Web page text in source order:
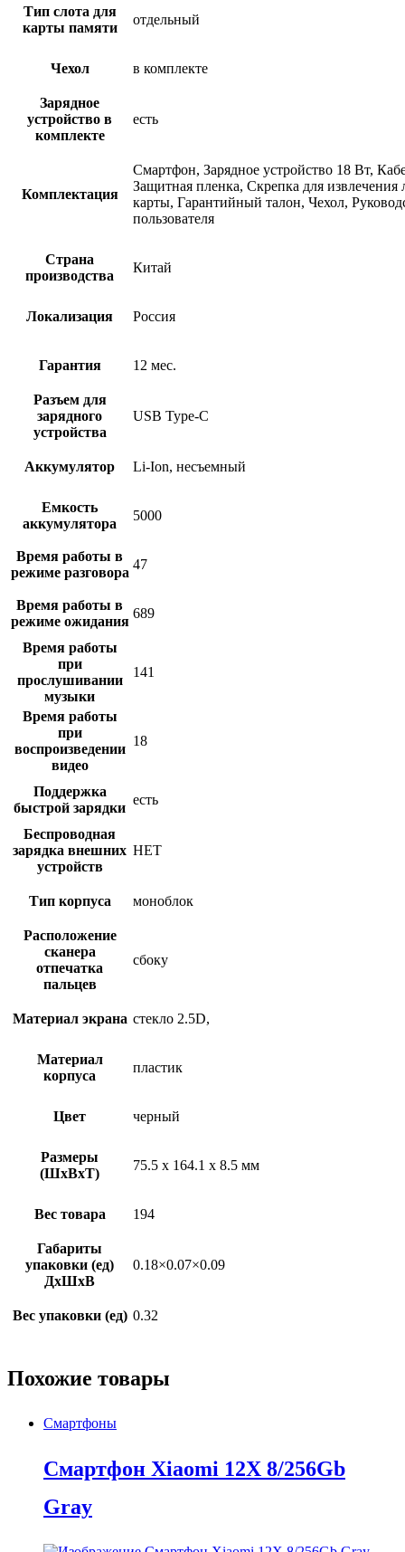
Тип слота для
карты памяти
отдельный
Чехол в комплекте
Зарядное
устройство в
комплекте
есть
Комплектация
Смартфон, Зарядное устройство 18 Bт,
Защитная пленка, Скрепка для извлечения
карты, Гарантийный талон, Чехол,
пользователя
Страна
производства
Китай
Локализация Россия
Гарантия 12 мес.
Разъем для
зарядного
устройства
USB Type-C
Аккумулятор Li-Ion, несъемный
Емкость
аккумулятора
5000
Время работы в
режиме разговора
47
Время работы в
режиме ожидания
689
Время работы
при
прослушивании
музыки
141
Время работы
при
воспроизведении
видео
18
Поддержка
быстрой зарядки
есть
Беспроводная
зарядка внешних
устройств
НЕТ
Тип корпуса моноблок
Расположение
сканера
отпечатка
пальцев
сбоку
Материал экрана стекло 2.5D,
Материал
корпуса
пластик
Цвет черный
Размеры
(ШхВхТ)
75.5 х 164.1 х 8.5 мм
Вес товара 194
Габариты
упаковки (ед)
ДхШхВ
0.18×0.07×0.09
Вес упаковки (ед) 0.32
Похожие товары
Смартфоны
Смартфон Xiaomi 12X 8/256Gb
Gray